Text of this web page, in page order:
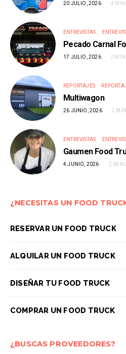
20 JULIO, 2026 4
ENTREVISTAS
Pecado Carnal
17 JULIO, 2026 2
REPORTAJES
Multiwagon
26 JUNIO, 2026 2
ENTREVISTAS
Gaumen Food
4 JUNIO, 2026 2
¿NECESITAS UN FOOD
RESERVAR UN FOOD TRUCK
ALQUILAR UN FOOD TRUCK
DISEÑAR TU FOOD TRUCK
COMPRAR UN FOOD TRUCK
¿BUSCAS PROVEEDORES?